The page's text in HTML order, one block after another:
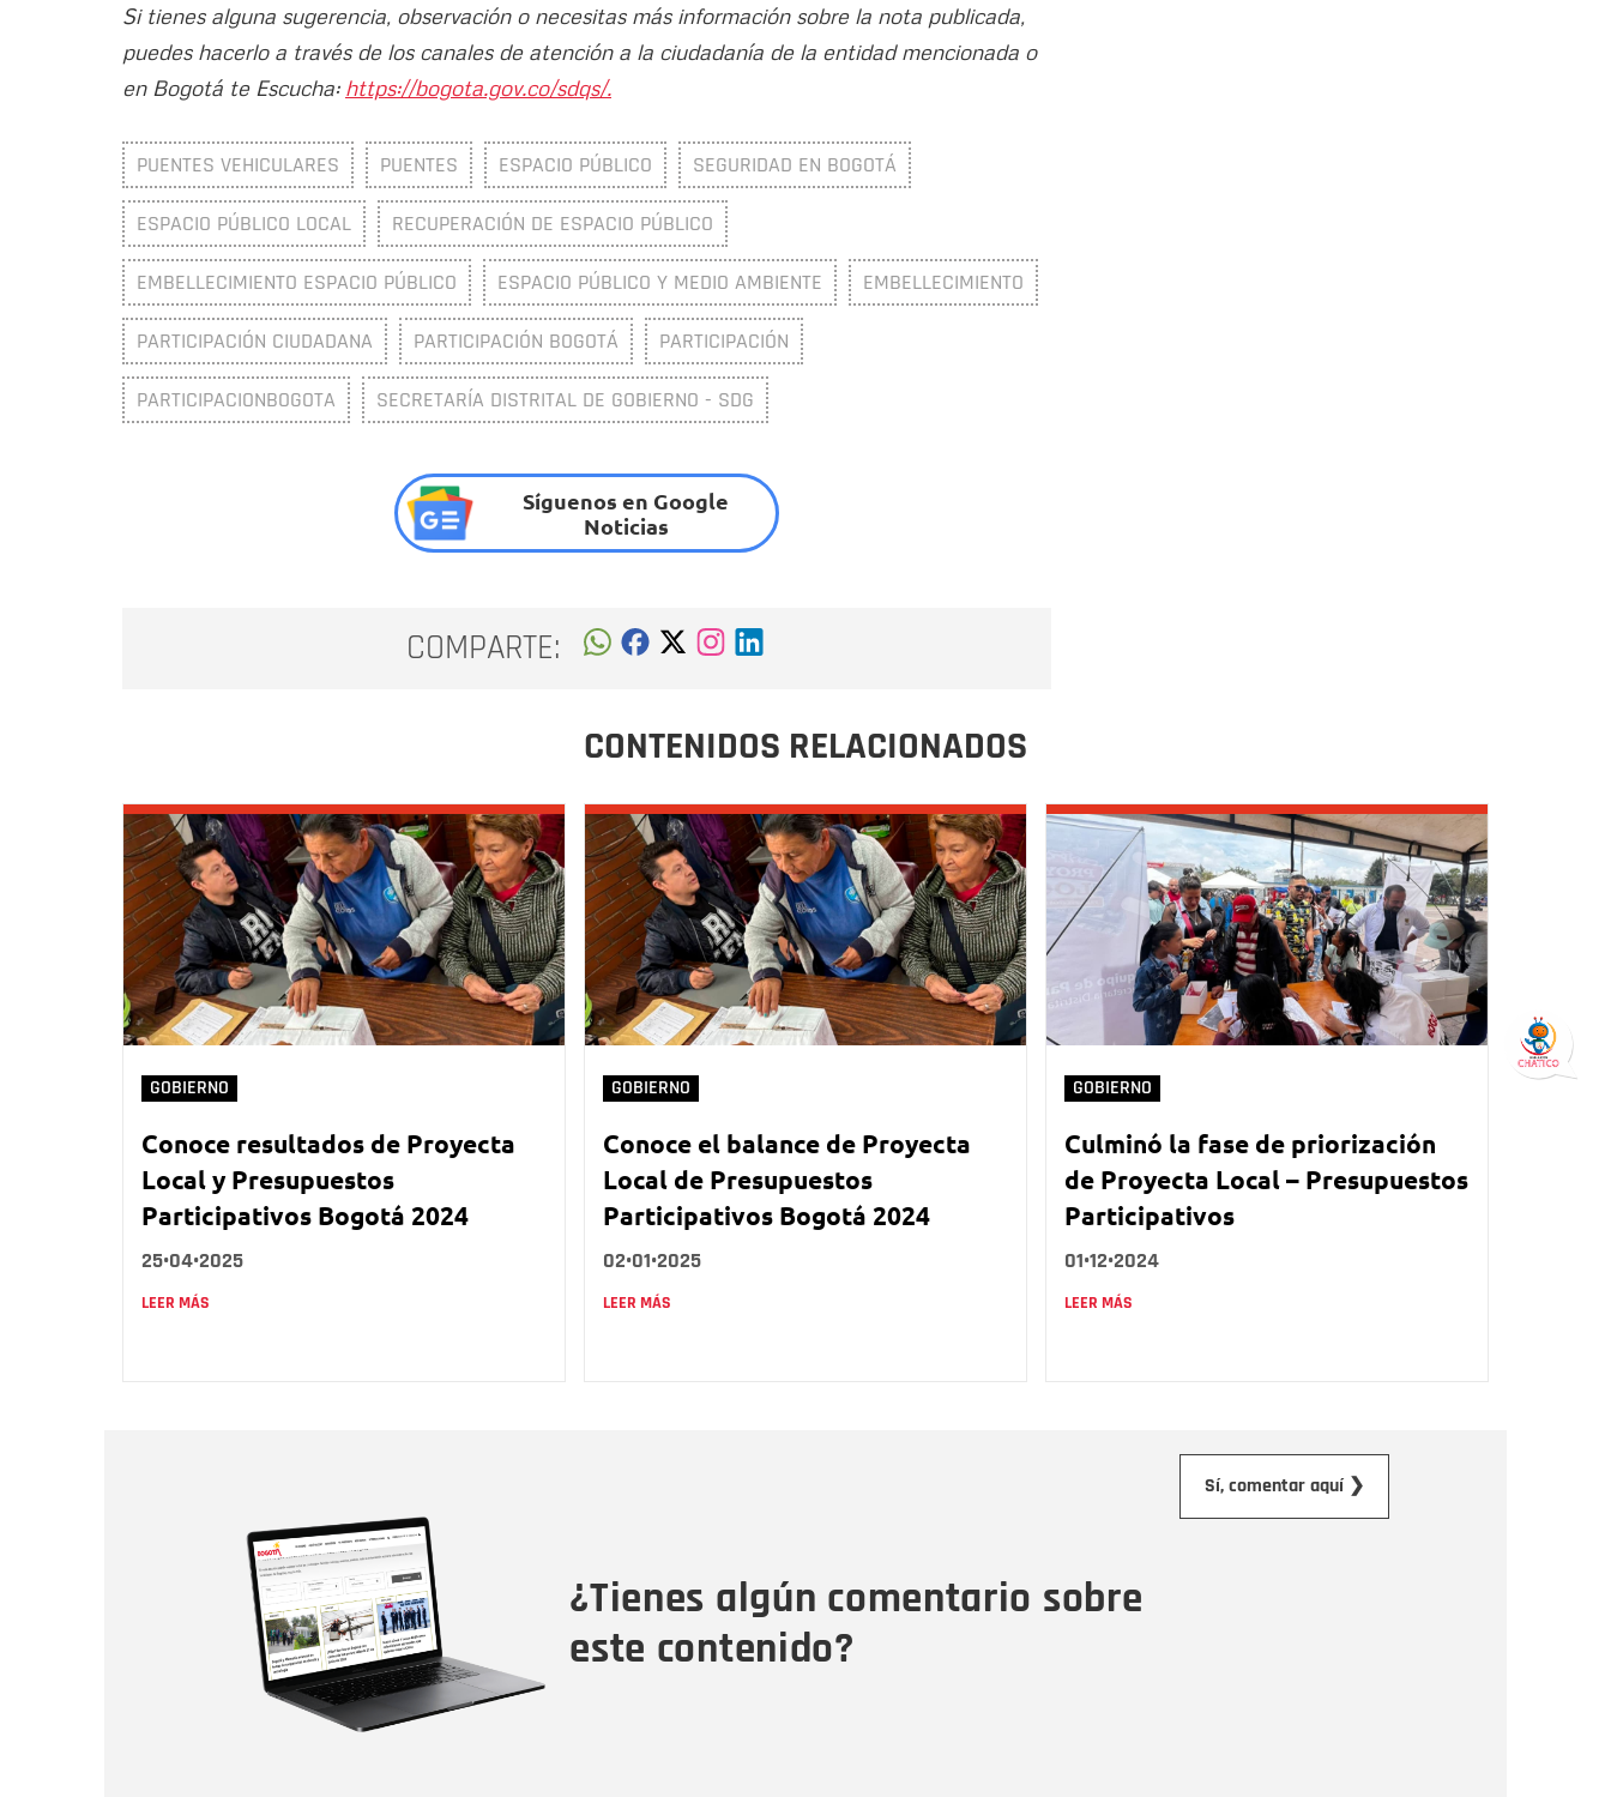
Si tienes alguna sugerencia, observación o necesitas más información sobre la nota publicada,
puedes hacerlo a través de los canales de atención a la ciudadanía de la entidad mencionada o
en Bogotá te Escucha: https://bogota.gov.co/sdqs/.
PUENTES VEHICULARES PUENTES ESPACIO PÚBLICO SEGURIDAD EN BOGOTÁ
ESPACIO PÚBLICO LOCAL RECUPERACIÓN DE ESPACIO PÚBLICO
EMBELLECIMIENTO ESPACIO PÚBLICO ESPACIO PÚBLICO Y MEDIO AMBIENTE EMBELLECIMIENTO
PARTICIPACIÓN CIUDADANA PARTICIPACIÓN BOGOTÁ PARTICIPACIÓN
PARTICIPACIONBOGOTA SECRETARÍA DISTRITAL DE GOBIERNO - SDG
Síguenos en Google
Noticias
COMPARTE:
CONTENIDOS RELACIONADOS
GOBIERNO
Conoce resultados de Proyecta
Local y Presupuestos
Participativos Bogotá 2024
25•04•2025
LEER MÁS
GOBIERNO
Conoce el balance de Proyecta
Local de Presupuestos
Participativos Bogotá 2024
02•01•2025
LEER MÁS
GOBIERNO
Culminó la fase de priorización
de Proyecta Local – Presupuestos
Participativos
01•12•2024
LEER MÁS
¿Tienes algún comentario sobre
este contenido?
Sí, comentar aquí ❯